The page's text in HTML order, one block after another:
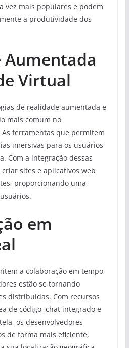
vez mais populares e podem
a produtividade dos
Aumentada
Virtual
de realidade aumentada e
mais comum no
ferramentas que permitem
imersivas para os usuários
Com a integração dessas
sites e aplicativos web
proporcionando uma
em
a colaboração em tempo
estão se tornando
distribuídas. Com recursos
de código, chat integrado e
os desenvolvedores
de forma mais eficiente,